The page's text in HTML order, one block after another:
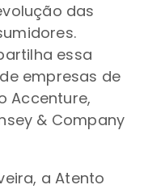
das
essa
empresas de
Accenture,
& Company
a Atento